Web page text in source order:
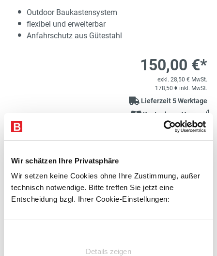
Wir schätzen Ihre Privatsphäre
Wir setzen keine Cookies ohne Ihre Zustimmung, außer
technisch notwendige. Bitte treffen Sie jetzt eine
Entscheidung bzgl. Ihrer Cookie-Einstellungen:
Details zeigen
Outdoor Baukastensystem
flexibel und erweiterbar
Anfahrschutz aus Gütestahl
150,00 €*
exkl. 28,50 € MwSt.
178,50 € inkl. MwSt.
Lieferzeit 5 Werktage
Kostenloser Versand1
Variante auswählen
178,00 €*
exkl. 33,82 € MwSt.
Produkt Anzahl: Gib den gewünschten